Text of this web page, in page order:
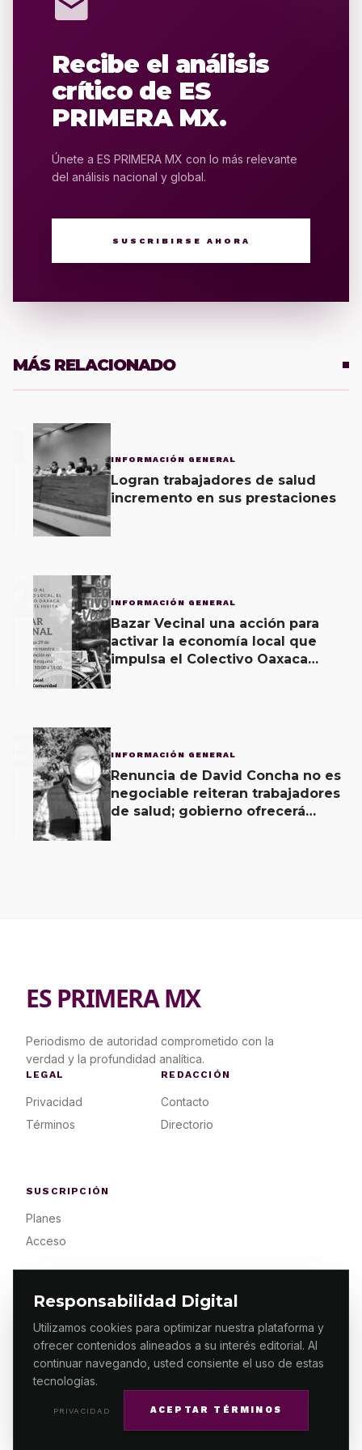
Responsabilidad Digital
Utilizamos cookies para optimizar nuestra plataforma y
ofrecer contenidos alineados a su interés editorial. Al
continuar navegando, usted consiente el uso de estas
tecnologías.
PRIVACIDAD ACEPTAR TÉRMINOS
Recibe el análisis
crítico de ES
PRIMERA MX.
Únete a ES PRIMERA MX con lo más relevante
del análisis nacional y global.
SUSCRIBIRSE AHORA
MÁS RELACIONADO
INFORMACIÓN GENERAL
Logran trabajadores de salud
incremento en sus prestaciones
2 INFORMACIÓN GENERAL
Bazar Vecinal una acción para
activar la economía local que
impulsa el Colectivo Oaxaca
3 INFORMACIÓN GENERAL
Renuncia de David Concha no es
negociable reiteran trabajadores
de salud; gobierno ofrecerá
ES PRIMERA MX
Periodismo de autoridad comprometido con la
verdad y la profundidad analítica.
LEGAL
Privacidad
Términos
REDACCIÓN
Contacto
Directorio
SUSCRIPCIÓN
Planes
Acceso
© 2026 ES PRIMERA MX. ALGUNOS DERECHOS
RESERVADOS / DESIGNMAKING.MX